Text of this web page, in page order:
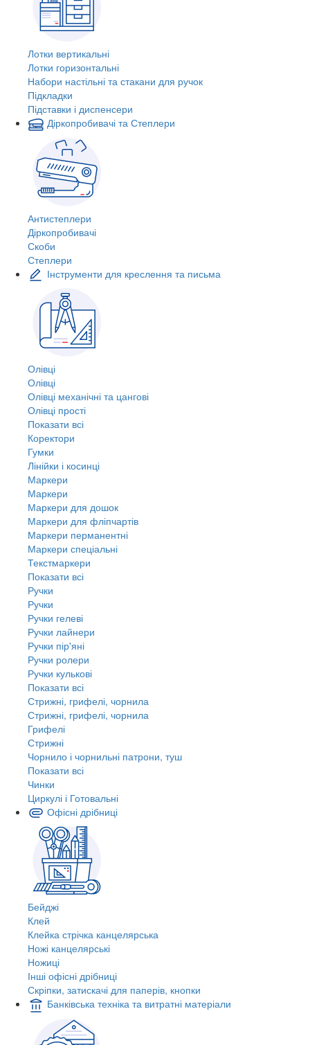
Лотки вертикальні
Лотки горизонтальні
Набори настільні та стакани для ручок
Підкладки
Підставки і диспенсери
Діркопробивачі та Степлери
Антистеплери
Діркопробивачі
Скоби
Степлери
Інструменти для креслення та письма
Олівці
Олівці
Олівці механічні та цангові
Олівці прості
Показати всі
Коректори
Гумки
Лінійки і косинці
Маркери
Маркери
Маркери для дошок
Маркери для фліпчартів
Маркери перманентні
Маркери спеціальні
Текстмаркери
Показати всі
Ручки
Ручки
Ручки гелеві
Ручки лайнери
Ручки пір'яні
Ручки ролери
Ручки кулькові
Показати всі
Стрижні, грифелі, чорнила
Стрижні, грифелі, чорнила
Грифелі
Стрижні
Чорнило і чорнильні патрони, туш
Показати всі
Чинки
Циркулі і Готовальні
Офісні дрібниці
Бейджі
Клей
Клейка стрічка канцелярська
Ножі канцелярські
Ножиці
Інші офісні дрібниці
Скріпки, затискачі для паперів, кнопки
Банківська техніка та витратні матеріали